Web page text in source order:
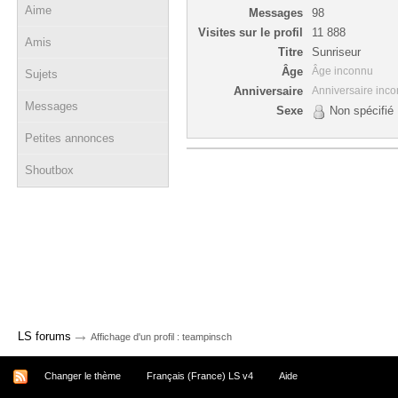
Aime
Amis
Sujets
Messages
Petites annonces
Shoutbox
Messages
98
Visites sur le profil
11 888
Titre
Sunriseur
Âge
Âge inconnu
Anniversaire Anniversaire
Sexe Non spécifié
LS forums → Affichage d'un profil : teampinsch
Changer le thème Français (France) LS v4 Aide